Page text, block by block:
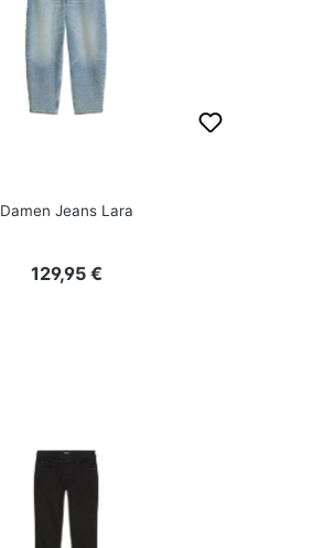
Damen Jeans Lara
Regulärer Preis:
129,95 €